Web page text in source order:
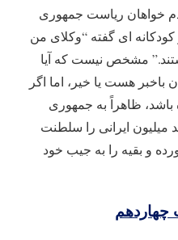
که 70 درصد مردم خواهان ریاست جمهوری
ای گفته “وکلای من
ایرانی هستند.” مشخص نیست که آیا
باخبر هست یا خیر، اما اگر
باشد، ظاهراً به جمهوری
میلیون ایرانی را سلطنت
و بقیه را به جیب خود
چهاردهم